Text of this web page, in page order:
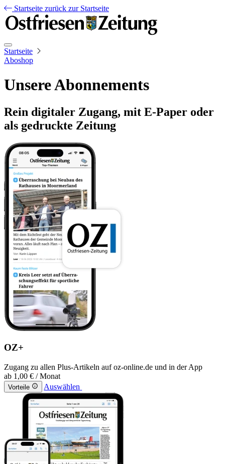
Startseite zurück zur Startseite
Startseite
Aboshop
Unsere Abonnements
Rein digitaler Zugang, mit E-Paper oder
als gedruckte Zeitung
OZ+
Zugang zu allen Plus-Artikeln auf oz-online.de und in der App
ab 1,00 € / Monat
Vorteile Auswählen